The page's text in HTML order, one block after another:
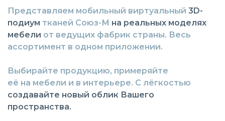
Представляем мобильный виртуальный 3D-
подиум тканей Союз-М на реальных моделях
мебели от ведущих фабрик страны. Весь
ассортимент в одном приложении.
Выбирайте продукцию, примеряйте
её на мебели и в интерьере. С лёгкостью
создавайте новый облик Вашего
пространства.